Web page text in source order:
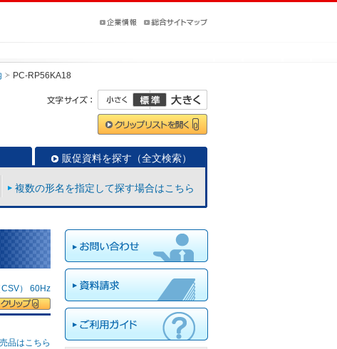
PC-RP56KA18
販促資料を探す（全文検索）
複数の形名を指定して探す場合はこちら
） 60Hz
品はこちら